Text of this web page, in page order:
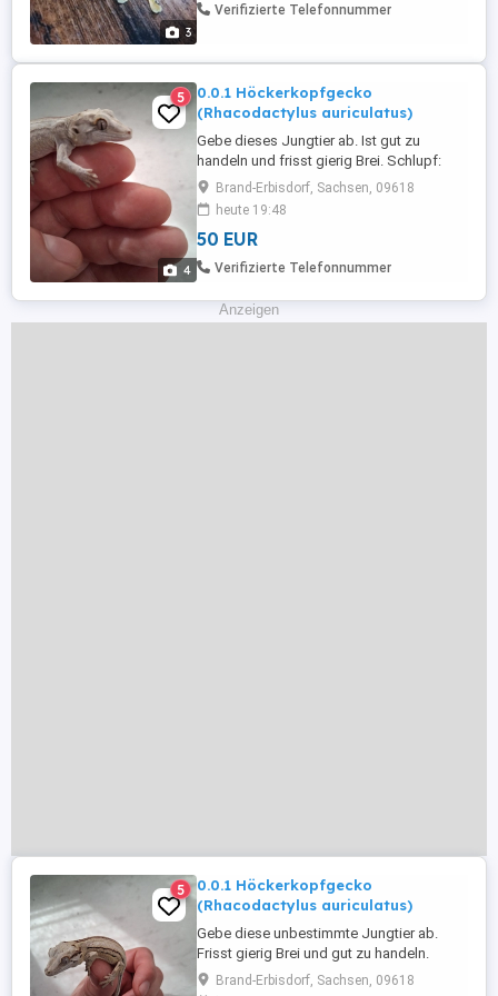
3
Verifizierte Telefonnummer
4
5
0.0.1 Höckerkopfgecko
(Rhacodactylus auriculatus)
Gebe dieses Jungtier ab. Ist gut zu
handeln und frisst gierig Brei. Schlupf:
13.04.26 Nur an Selbstabholer
Brand-Erbisdorf, Sachsen, 09618
heute 19:48
50 EUR
Verifizierte Telefonnummer
Anzeigen
5
0.0.1 Höckerkopfgecko
(Rhacodactylus auriculatus)
Gebe diese unbestimmte Jungtier ab.
Frisst gierig Brei und gut zu handeln.
Schlupf: 11.04.26 Nur an Selbstabholer
Brand-Erbisdorf, Sachsen, 09618